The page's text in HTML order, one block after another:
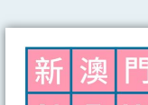
to
content